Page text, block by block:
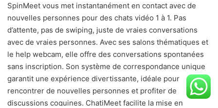
SpinMeet vous met instantanément en contact avec de
nouvelles personnes pour des chats vidéo 1 à 1. Pas
d’attente, pas de swiping, juste de vraies conversations
avec de vraies personnes. Avec ses salons thématiques et
le help webcam, elle offre des conversations spontanées
sans inscription. Son système de correspondance unique
garantit une expérience divertissante, idéale pour
rencontrer de nouvelles personnes et profiter de
discussions coquines. ChatiMeet facilite la mise en